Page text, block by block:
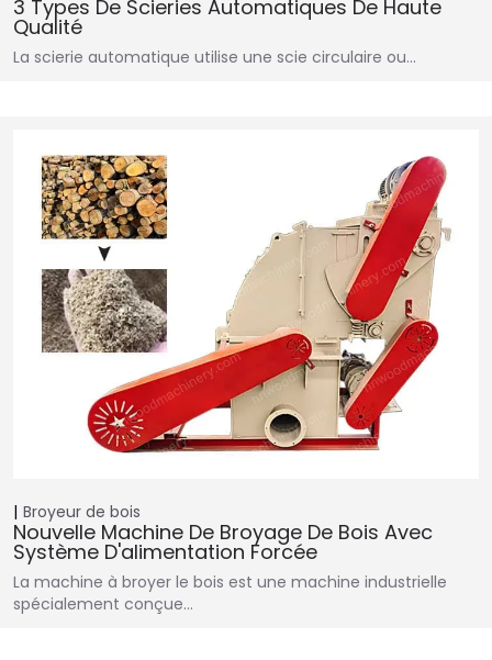
3 Types De Scieries Automatiques De Haute
Qualité
La scierie automatique utilise une scie circulaire ou…
Broyeur de bois
Nouvelle Machine De Broyage De Bois Avec
Système D'alimentation Forcée
La machine à broyer le bois est une machine industrielle
spécialement conçue…